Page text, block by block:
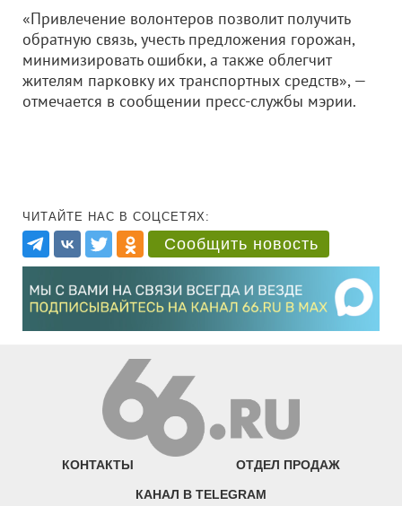
«Привлечение волонтеров позволит получить
обратную связь, учесть предложения горожан,
минимизировать ошибки, а также облегчит
жителям парковку их транспортных средств», —
отмечается в сообщении пресс-службы мэрии.
ЧИТАЙТЕ НАС В СОЦСЕТЯХ:
Сообщить новость
КОНТАКТЫ ОТДЕЛ ПРОДАЖ
КАНАЛ В TELEGRAM